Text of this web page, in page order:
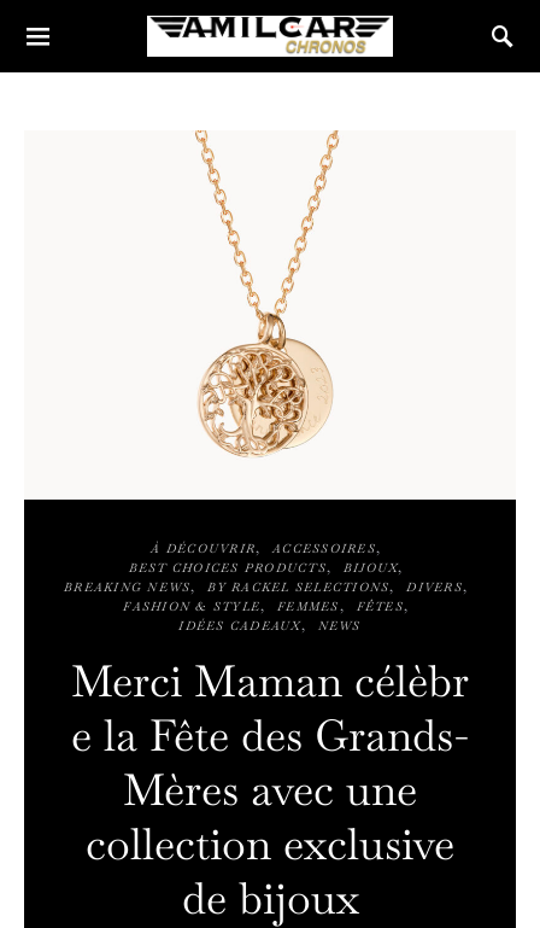
À DÉCOUVRIR
ACCESSOIRES
BEST CHOICES PRODUCTS
BIJOUX
BREAKING NEWS
BY RACKEL SELECTIONS
DIVERS
FASHION & STYLE
FEMMES
FÊTES
IDÉES CADEAUX
NEWS
Merci Maman célèbr
e la Fête des Grands-
Mères avec une
collection exclusive
de bijoux